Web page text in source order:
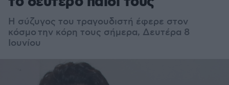
Η σύζυγος του τραγουδιστή έφερε στον
κόσμο την κόρη τους σήμερα, Δευτέρα 8
Ιουνίου